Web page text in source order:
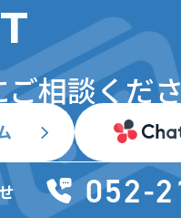
相談くださ
052-